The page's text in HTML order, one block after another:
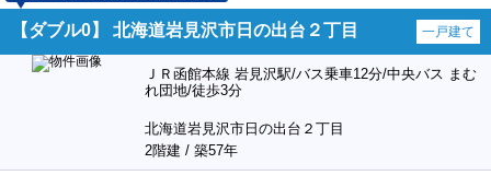
【ダブル0】 北海道岩見沢市日の出台２丁目 一戸建て
ＪＲ函館本線 岩見沢駅/バス乗車12分/中央バス まむ
れ団地/徒歩3分
北海道岩見沢市日の出台２丁目
2階建 / 築57年